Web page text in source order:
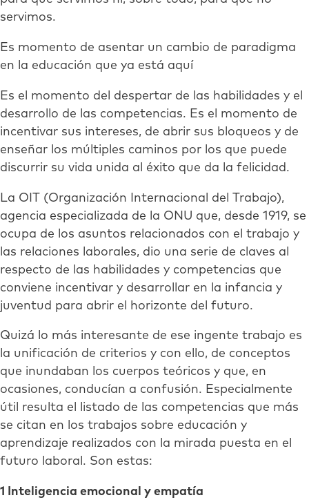
servimos.
Es momento de asentar un cambio de paradigma
en la educación que ya está aquí
Es el momento del despertar de las habilidades y el
desarrollo de las competencias. Es el momento de
incentivar sus intereses, de abrir sus bloqueos y de
enseñar los múltiples caminos por los que puede
discurrir su vida unida al éxito que da la felicidad.
La OIT (Organización Internacional del Trabajo),
agencia especializada de la ONU que, desde 1919, se
ocupa de los asuntos relacionados con el trabajo y
las relaciones laborales, dio una serie de claves al
respecto de las habilidades y competencias que
conviene incentivar y desarrollar en la infancia y
juventud para abrir el horizonte del futuro.
Quizá lo más interesante de ese ingente trabajo es
la unificación de criterios y con ello, de conceptos
que inundaban los cuerpos teóricos y que, en
ocasiones, conducían a confusión. Especialmente
útil resulta el listado de las competencias que más
se citan en los trabajos sobre educación y
aprendizaje realizados con la mirada puesta en el
futuro laboral. Son estas:
1 Inteligencia emocional y empatía